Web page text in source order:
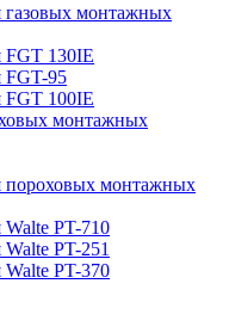
газовых монтажных
FGT 130IE
FGT-95
FGT 100IE
монтажных
пороховых монтажных
Walte PT-710
PT-251
Walte PT-370